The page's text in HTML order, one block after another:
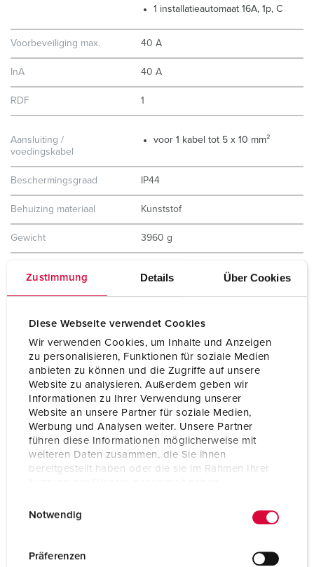
Zustimmung Details Über Cookies
Diese Webseite verwendet Cookies
Wir verwenden Cookies, um Inhalte und Anzeigen
zu personalisieren, Funktionen für soziale Medien
anbieten zu können und die Zugriffe auf unsere
Website zu analysieren. Außerdem geben wir
Informationen zu Ihrer Verwendung unserer
Website an unsere Partner für soziale Medien,
Werbung und Analysen weiter. Unsere Partner
führen diese Informationen möglicherweise mit
weiteren Daten zusammen, die Sie ihnen
bereitgestellt haben oder die sie im Rahmen Ihrer
Notwendig
Präferenzen
1 installatieautomaat 16A, 1p, C
Voorbeveiliging max. 40 A
InA 40 A
RDF 1
Aansluiting /
voedingskabel
voor 1 kabel tot 5 x 10 mm²
Beschermingsgraad IP44
Behuizing materiaal Kunststof
Gewicht 3960 g
Breedte 112,5 mm
Certificeringen EAC
Combinatie uit voorraad B